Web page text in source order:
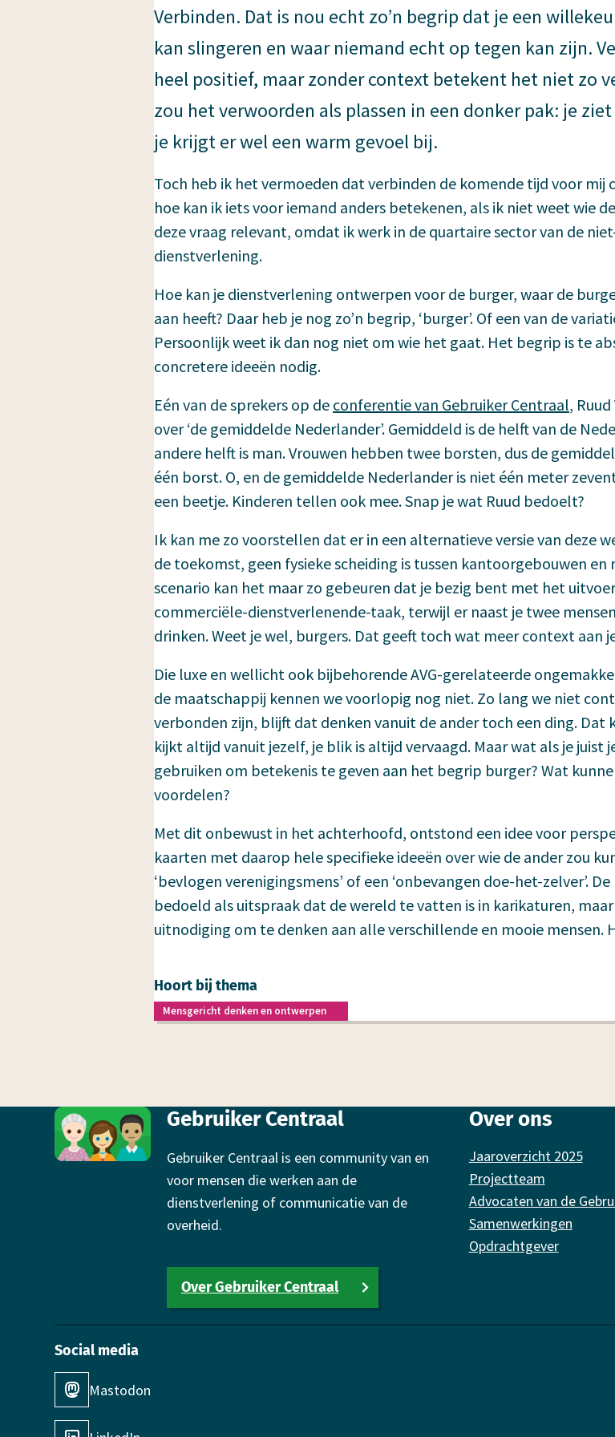
Verbinden. Dat is nou echt zo’n begrip dat je een
kan slingeren en waar niemand echt op tegen kan zijn.
heel positief, maar zonder context betekent het niet zo
zou het verwoorden als plassen in een donker pak: je
je krijgt er wel een warm gevoel bij.
Toch heb ik het vermoeden dat verbinden de komende tijd voor mij
hoe kan ik iets voor iemand anders betekenen, als ik niet weet wie
deze vraag relevant, omdat ik werk in de quartaire sector van de
dienstverlening.
Hoe kan je dienstverlening ontwerpen voor de burger, waar de
aan heeft? Daar heb je nog zo’n begrip, ‘burger’. Of een van de
Persoonlijk weet ik dan nog niet om wie het gaat. Het begrip is te
concretere ideeën nodig.
Eén van de sprekers op de conferentie van Gebruiker Centraal,
over ‘de gemiddelde Nederlander’. Gemiddeld is de helft van de
andere helft is man. Vrouwen hebben twee borsten, dus de
één borst. O, en de gemiddelde Nederlander is niet één meter
een beetje. Kinderen tellen ook mee. Snap je wat Ruud bedoelt?
Ik kan me zo voorstellen dat er in een alternatieve versie van deze
de toekomst, geen fysieke scheiding is tussen kantoorgebouwen
scenario kan het maar zo gebeuren dat je bezig bent met het
commerciële-dienstverlenende-taak, terwijl er naast je twee
drinken. Weet je wel, burgers. Dat geeft toch wat meer context aan
Die luxe en wellicht ook bijbehorende AVG-gerelateerde
de maatschappij kennen we voorlopig nog niet. Zo lang we niet
verbonden zijn, blijft dat denken vanuit de ander toch een ding. Dat
kijkt altijd vanuit jezelf, je blik is altijd vervaagd. Maar wat als je juist
gebruiken om betekenis te geven aan het begrip burger? Wat
voordelen?
Met dit onbewust in het achterhoofd, ontstond een idee voor
kaarten met daarop hele specifieke ideeën over wie de ander zou
‘bevlogen verenigingsmens’ of een ‘onbevangen doe-het-zelver’.
bedoeld als uitspraak dat de wereld te vatten is in karikaturen,
uitnodiging om te denken aan alle verschillende en mooie mensen.
Hoort bij thema
Mensgericht denken en ontwerpen
Footer Gebruiker Centraal
Gebruiker Centraal is een community van en
voor mensen die werken aan de
dienstverlening of communicatie van de
overheid.
Over Gebruiker Centraal
Over ons
Jaaroverzicht 2025
Projectteam
Advocaten van de
Samenwerkingen
Opdrachtgever
Social media
Mastodon